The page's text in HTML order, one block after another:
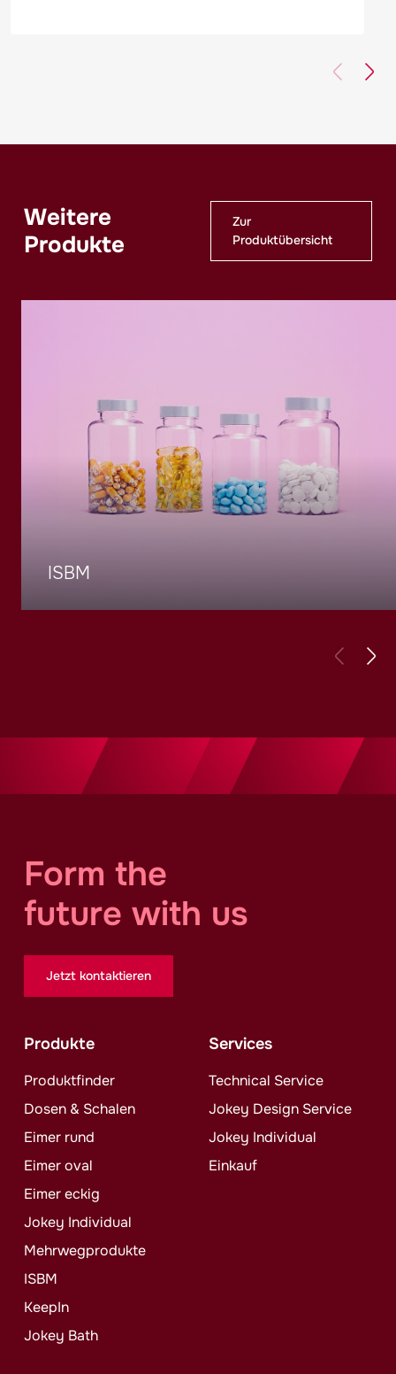
Weitere
Produkte
Zur
Produktübersicht
ISBM
Form the
future with us
Jetzt kontaktieren
Produkte
Produktfinder
Dosen & Schalen
Eimer rund
Eimer oval
Eimer eckig
Jokey Individual
Mehrwegprodukte
ISBM
KeepIn
Jokey Bath
Services
Technical Service
Jokey Design Service
Jokey Individual
Einkauf